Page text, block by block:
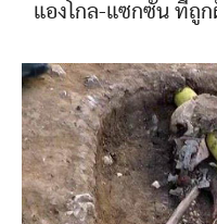
แองโกล-แซกซัน ที่ถู